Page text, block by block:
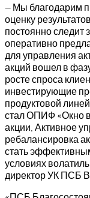
— Мы благодарим
оценку
постоянно
оперативно
для управления
акций вошел в
росте спроса
инвестирующие
продуктовой
стал ОПИФ «Окно
акции. Активное
ребалансировка
стать
условиях
директор УК ПСБ